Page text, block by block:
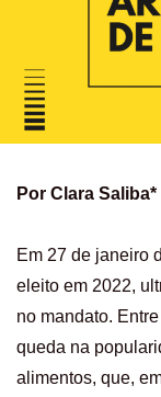
Por Clara Saliba*
Em 27 de janeiro
eleito em 2022,
no mandato.
queda na
alimentos, que,